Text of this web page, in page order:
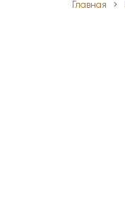
Главная